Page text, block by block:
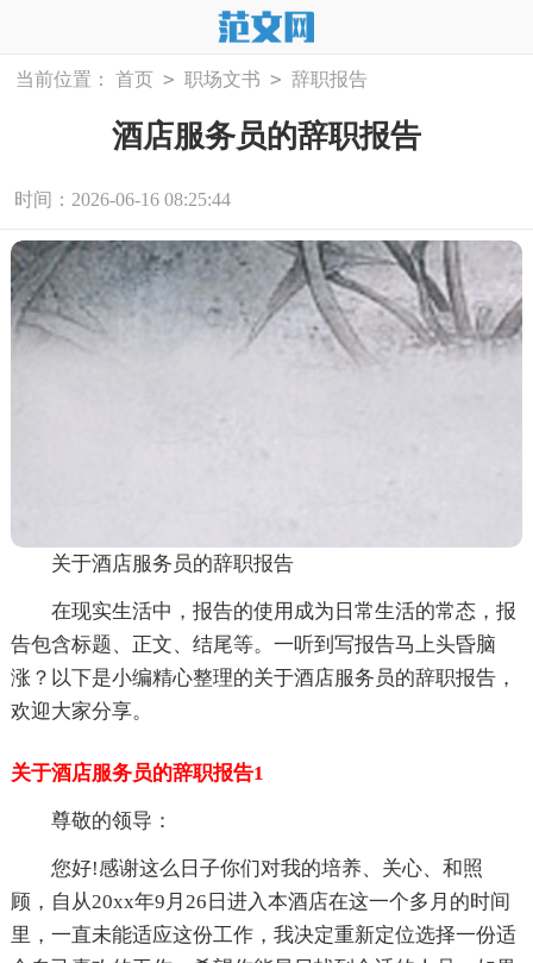
当前位置： 首页 > 职场文书 > 辞职报告
酒店服务员的辞职报告
时间：2026-06-16 08:25:44
关于酒店服务员的辞职报告
在现实生活中，报告的使用成为日常生活的常态，报
告包含标题、正文、结尾等。一听到写报告马上头昏脑
涨？以下是小编精心整理的关于酒店服务员的辞职报告，
欢迎大家分享。
关于酒店服务员的辞职报告1
尊敬的领导：
您好!感谢这么日子你们对我的培养、关心、和照
顾，自从20xx年9月26日进入本酒店在这一个多月的时间
里，一直未能适应这份工作，我决定重新定位选择一份适